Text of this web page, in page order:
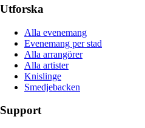
Utforska
Alla evenemang
Evenemang per stad
Alla arrangörer
Alla artister
Knislinge
Smedjebacken
Support